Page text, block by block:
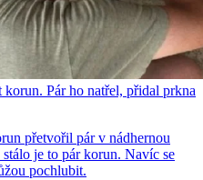
korun. Pár ho natřel, přidal prkna
přetvořil pár v nádhernou
je to pár korun. Navíc se
pochlubit.